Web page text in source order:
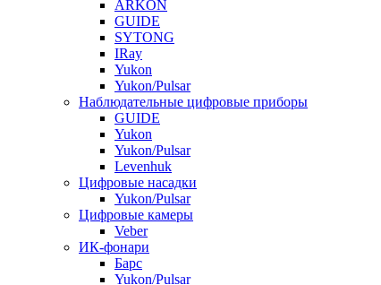
ARKON
GUIDE
SYTONG
IRay
Yukon
Yukon/Pulsar
Наблюдательные цифровые приборы
GUIDE
Yukon
Yukon/Pulsar
Levenhuk
Цифровые насадки
Yukon/Pulsar
Цифровые камеры
Veber
ИК-фонари
Барс
Yukon/Pulsar